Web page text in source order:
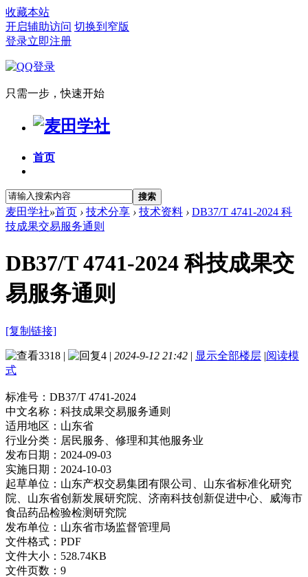
收藏本站
开启辅助访问 切换到窄版
登录立即注册
只需一步，快速开始
首页
搜索
麦田学社»首页 › 技术分享 › 技术资料 › DB37/T 4741-2024 科
技成果交易服务通则
DB37/T 4741-2024 科技成果交
易服务通则
[复制链接]
3318 | 4 | 2024-9-12 21:42 | 显示全部楼层 |阅读模
式
标准号： DB37/T 4741-2024
中文名称： 科技成果交易服务通则
适用地区： 山东省
行业分类： 居民服务、修理和其他服务业
发布日期： 2024-09-03
实施日期： 2024-10-03
起草单位： 山东产权交易集团有限公司、山东省标准化研究
院、山东省创新发展研究院、济南科技创新促进中心、威海市
食品药品检验检测研究院
发布单位： 山东省市场监督管理局
文件格式： PDF
文件大小： 528.74KB
文件页数： 9